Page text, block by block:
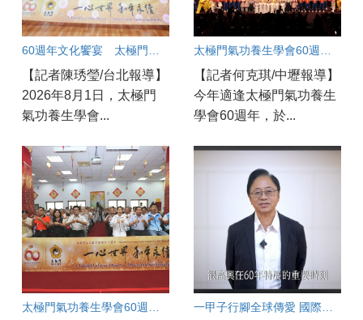
【記者陳琇瑩/台北報導】
2026年8月1日，太極門
氣功養生學會...
【記者何克琪/中壢報導】
今年適逢太極門氣功養生
學會60週年，於...